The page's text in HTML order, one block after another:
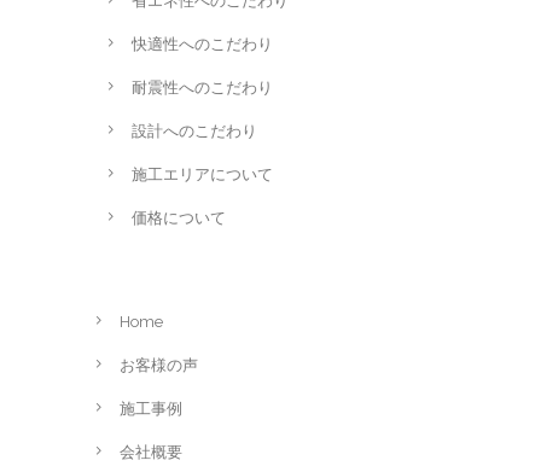
快適性へのこだわり
耐震性へのこだわり
設計へのこだわり
施工エリアについて
価格について
Home
お客様の声
施工事例
会社概要